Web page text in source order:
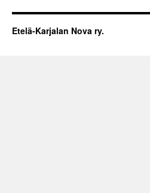
Etelä-Karjalan Nova ry.